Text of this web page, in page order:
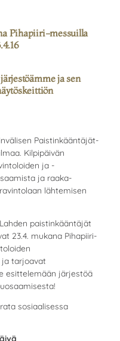
Pihapiiri-messuilla
ja sen
Paistinkääntäjät-
Kilpipäivän
ja -
ja raaka-
lähtemisen
paistinkääntäjät
23.4. mukana Pihapiiri-
ja tarjoavat
esittelemään järjestöä
sosiaalisessa